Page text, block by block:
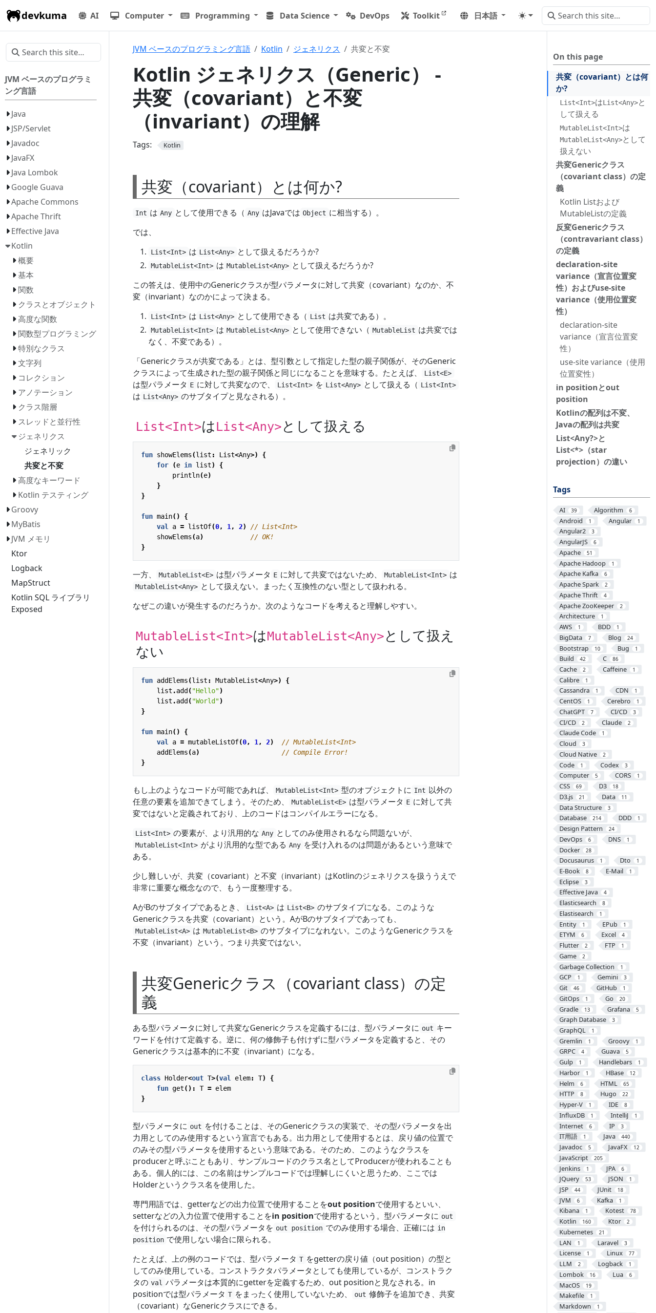
devkuma AI Computer Programming Data Science DevOps Toolkit 日本語
JVM ベースのプログラミ
ング言語
Java
JSP/Servlet
Javadoc
JavaFX
Java Lombok
Google Guava
Apache Commons
Apache Thrift
Effective Java
Kotlin
概要
基本
関数
クラスとオブジェクト
高度な関数
関数型プログラミング
特別なクラス
文字列
コレクション
アノテーション
クラス階層
スレッドと並行性
ジェネリクス
ジェネリック
共変と不変
高度なキーワード
Kotlin テスティング
Groovy
MyBatis
JVM メモリ
Ktor
Logback
MapStruct
Kotlin SQL ライブラリ
Exposed
On this page
共変（covariant）とは何
か?
List<Int>はList<Any>と
して扱える
MutableList<Int>は
MutableList<Any>として
扱えない
共変Genericクラス
（covariant class）の定
義
Kotlin Listおよび
MutableListの定義
反変Genericクラス
（contravariant class）
の定義
declaration-site
variance（宣言位置変
性）およびuse-site
variance（使用位置変
性）
declaration-site
variance（宣言位置変
性）
use-site variance（使用
位置変性）
in positionとout
position
Kotlinの配列は不変、
Javaの配列は共変
List<Any?>と
List<*>（star
projection）の違い
Tags
AI 39 Algorithm 6
Android 1 Angular 1
Angular2 3
AngularJS 6
Apache 51
Apache Hadoop 1
Apache Kafka 6
Apache Spark 2
Apache Thrift 4
Apache ZooKeeper 2
Architecture 1
AWS 1 BDD 1
BigData 7 Blog 24
Bootstrap 10 Bug 1
Build 42 C 86
Cache 2 Caffeine 1
Calibre 1
Cassandra 1 CDN 1
CentOS 1 Cerebro 1
ChatGPT 7 CI/CD 3
CI/CD 2 Claude 2
Claude Code 1
Cloud 3
Cloud Native 2
Code 1 Codex 3
Computer 5 CORS 1
CSS 69 D3 18
D3.js 21 Data 11
Data Structure 3
Database 214 DDD 1
Design Pattern 24
DevOps 6 DNS 1
Docker 28
Docusaurus 1 Dto 1
E-Book 8 E-Mail 1
Eclipse 3
Effective Java 4
Elasticsearch 8
Elastisearch 1
Entity 1 EPub 1
ETYM 6 Excel 4
Flutter 2 FTP 1
Game 2
Garbage Collection 1
GCP 1 Gemini 3
Git 46 GitHub 1
GitOps 1 Go 20
Gradle 13 Grafana 5
Graph Database 3
GraphQL 1
Gremlin 1 Groovy 1
GRPC 4 Guava 5
Gulp 1 Handlebars 1
Harbor 1 HBase 12
Helm 6 HTML 65
HTTP 8 Hugo 22
Hyper-V 1 IDE 8
InfluxDB 1 IntelliJ 1
Internet 6 IP 3
IT用語 1 Java 440
Javadoc 5 JavaFX 12
JavaScript 205
Jenkins 1 JPA 6
JQuery 53 JSON 1
JSP 44 JUnit 18
JVM 6 Kafka 1
Kibana 1 Kotest 78
Kotlin 160 Ktor 2
Kubernetes 21
LAN 1 Laravel 3
License 1 Linux 77
LLM 2 Logback 1
Lombok 16 Lua 6
MacOS 19
Makefile 1
Markdown 1
JVM ベースのプログラミング言語 Kotlin ジェネリクス 共変と不変
Kotlin ジェネリクス（Generic） -
共変（covariant）と不変
（invariant）の理解
Tags: Kotlin
共変（covariant）とは何か?
Int は Any として使用できる（ Any はJavaでは Object に相当する）。
では、
List<Int> は List<Any> として扱えるだろうか?
MutableList<Int> は MutableList<Any> として扱えるだろうか?
この答えは、使用中のGenericクラスが型パラメータに対して共変（covariant）なのか、不
変（invariant）なのかによって決まる。
List<Int> は List<Any> として使用できる（ List は共変である）。
MutableList<Int> は MutableList<Any> として使用できない（ MutableList は共変では
なく、不変である）。
「Genericクラスが共変である」とは、型引数として指定した型の親子関係が、そのGeneric
クラスによって生成された型の親子関係と同じになることを意味する。たとえば、
List<E>
は型パラメータ E に対して共変なので、 List<Int> を List<Any> として扱える（ List<Int>
は List<Any> のサブタイプと見なされる）。
List<Int>はList<Any> として扱える
fun showElems(list : List<Any>)
{
for
(e in list)
{
println(e)
}
}
fun main()
{
val
a = listOf(0, 1 , 2)
showElems(a)
}
一方、 MutableList<E> は型パラメータ E に対して共変ではないため、 MutableList<Int> は
MutableList<Any> として扱えない。まったく互換性のない型として扱われる。
なぜこの違いが発生するのだろうか。次のようなコードを考えると理解しやすい。
MutableList<Int>はMutableList<Any> として扱え
ない
fun addElems(list : MutableList<Any>)
{
list .add ("Hello")
list .add ("World")
}
fun main()
{
val
a = mutableListOf(0, 1 , 2)
addElems(a)
}
もし上のようなコードが可能であれば、 MutableList<Int> 型のオブジェクトに Int 以外の
任意の要素を追加できてしまう。そのため、
MutableList<E> は型パラメータ E に対して共
変ではないと定義されており、上のコードはコンパイルエラーになる。
List<Int> の要素が、より汎用的な Any としてのみ使用されるなら問題ないが、
MutableList<Int> がより汎用的な型である Any を受け入れるのは問題があるという意味で
ある。
少し難しいが、共変（covariant）と不変（invariant）はKotlinのジェネリクスを扱ううえで
非常に重要な概念なので、もう一度整理する。
AがBのサブタイプであるとき、
List<A> は List<B> のサブタイプになる。このような
Genericクラスを共変（covariant）という。AがBのサブタイプであっても、
MutableList<A> は MutableList<B> のサブタイプになれない。このようなGenericクラスを
不変（invariant）という。つまり共変ではない。
共変Genericクラス（covariant class）の定
義
ある型パラメータに対して共変なGenericクラスを定義するには、型パラメータに out キー
ワードを付けて定義する。逆に、何の修飾子も付けずに型パラメータを定義すると、その
Genericクラスは基本的に不変（invariant）になる。
class Holder<out T>(val elem: T)
{
fun get(): T = elem
}
型パラメータに out を付けることは、そのGenericクラスの実装で、その型パラメータを出
力用としてのみ使用するという宣言でもある。出力用として使用するとは、戻り値の位置で
のみその型パラメータを使用するという意味である。そのため、このようなクラスを
producerと呼ぶこともあり、サンプルコードのクラス名としてProducerが使われることも
ある。個人的には、この名前はサンプルコードでは理解しにくいと思うため、ここでは
Holderというクラス名を使用した。
専門用語では、getterなどの出力位置で使用することをout positionで使用するといい、
setterなどの入力位置で使用することをin positionで使用するという。型パラメータに out
を付けられるのは、その型パラメータを out position でのみ使用する場合、正確には in
position で使用しない場合に限られる。
たとえば、上の例のコードでは、型パラメータ T をgetterの戻り値（out position）の型と
してのみ使用している。コンストラクタパラメータとしても使用しているが、コンストラク
タの val パラメータは本質的にgetterを定義するため、out positionと見なされる。in
positionでは型パラメータ T をまったく使用していないため、 out 修飾子を追加でき、共変
（covariant）なGenericクラスにできる。